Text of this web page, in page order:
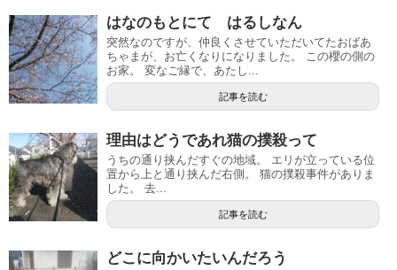
はなのもとにて はるしなん
突然なのですが、仲良くさせていただいてたおばあ
ちゃまが、お亡くなりになりました。 この櫻の側の
お家。 変なご縁で、あたし...
記事を読む
理由はどうであれ猫の撲殺って
うちの通り挟んだすぐの地域。 エリが立っている位
置から上と通り挟んだ右側。 猫の撲殺事件がありま
した。 去...
記事を読む
どこに向かいたいんだろう